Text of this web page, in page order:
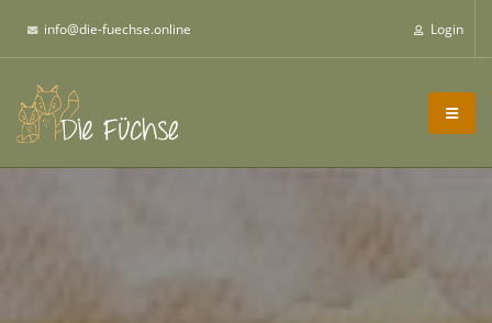
info@die-fuechse.online Login